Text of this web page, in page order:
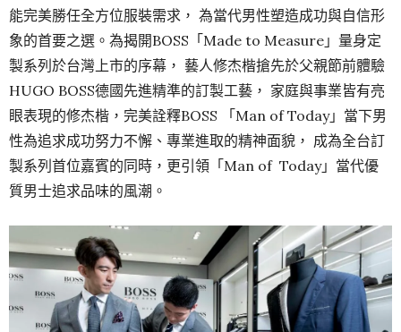
能完美勝任全方位服裝需求， 為當代男性塑造成功與自信形
象的首要之選。為揭開BOSS「Made to Measure」量身定
製系列於台灣上市的序幕， 藝人修杰楷搶先於父親節前體驗
HUGO BOSS德國先進精準的訂製工藝， 家庭與事業皆有亮
眼表現的修杰楷，完美詮釋BOSS 「Man of Today」當下男
性為追求成功努力不懈、專業進取的精神面貌， 成為全台訂
製系列首位嘉賓的同時，更引領「Man of Today」當代優
質男士追求品味的風潮。